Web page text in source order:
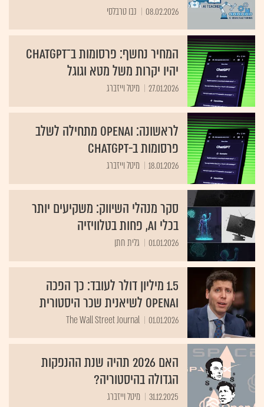
08.02.2026 נבו טרבלסי
המחיר נחשף: פרסומות ב־ChatGPT
יהיו יקרות משל מטא וגוגל
27.01.2026 מיטל וייזברג
לראשונה: OpenAI מתחילה לשלב
פרסומות ב-ChatGPT
18.01.2026 מיטל וייזברג
סקר מנהלי השיווק: משקיעים יותר
בכלי AI, פחות בטלוויזיה
01.01.2026 גלית חתן
1.5 מיליון דולר לעובד: כך הפכה
OpenAI לשיאנית שכר היסטורית
01.01.2026
The Wall Street Journal
האם 2026 תהיה שנת ההנפקות
הגדולה בהיסטוריה?
31.12.2025 מיטל וייזברג